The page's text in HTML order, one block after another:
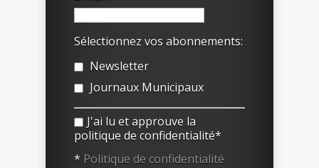
Sélectionnez vos abonnements:
Newsletter
Journaux Municipaux
J'ai lu et approuve la
politique de confidentialité*
* Politique de confidentialité